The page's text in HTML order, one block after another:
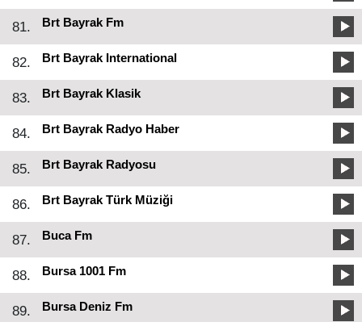
81. Brt Bayrak Fm
82. Brt Bayrak International
83. Brt Bayrak Klasik
84. Brt Bayrak Radyo Haber
85. Brt Bayrak Radyosu
86. Brt Bayrak Türk Müziği
87. Buca Fm
88. Bursa 1001 Fm
89. Bursa Deniz Fm